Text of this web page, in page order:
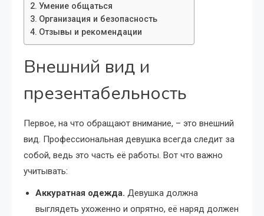
Умение общаться
Организация и безопасность
Отзывы и рекомендации
Внешний вид и
презентабельность
Первое, на что обращают внимание, – это внешний
вид. Профессиональная девушка всегда следит за
собой, ведь это часть её работы. Вот что важно
учитывать:
Аккуратная одежда. Девушка должна
выглядеть ухоженно и опрятно, её наряд должен